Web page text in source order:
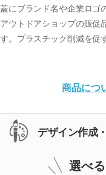
蓋にブランド名や企業ロゴ
アウトドアショップの販促
す。プラスチック削減を促
商品につ
デザイン作成
選べ